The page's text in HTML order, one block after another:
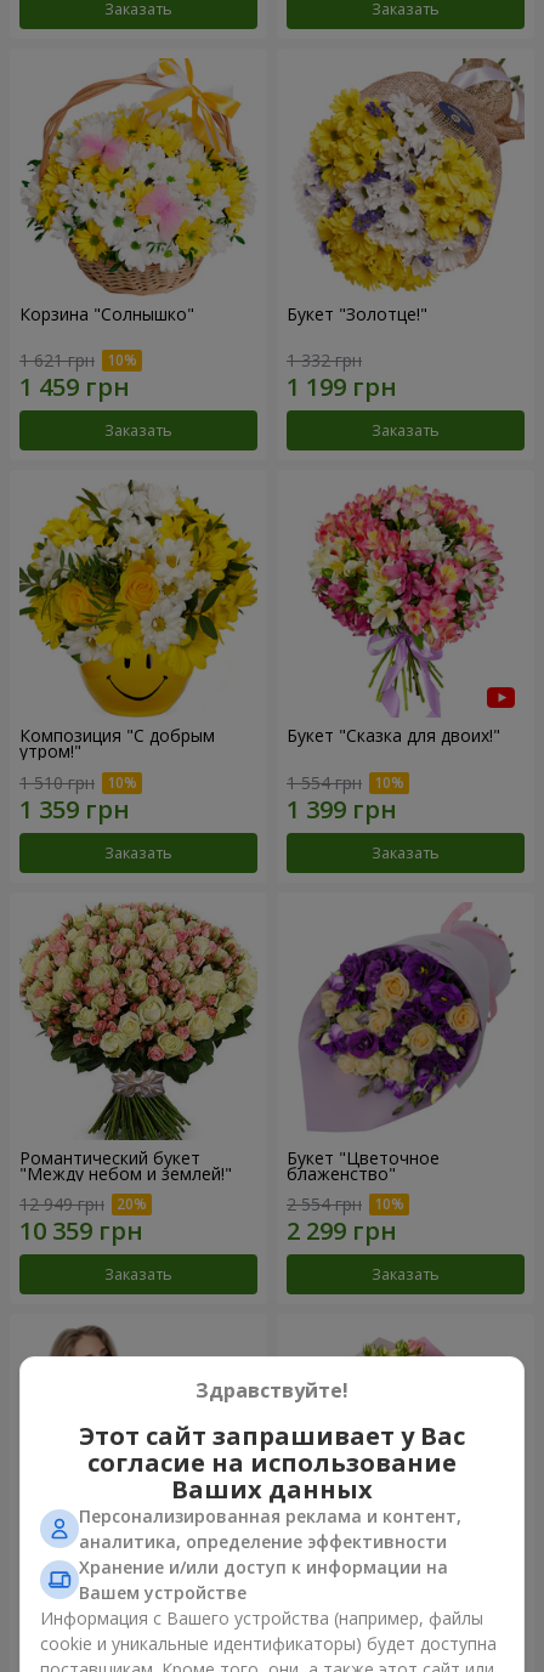
Заказать Заказать
Корзина "Солнышко"
1 621 грн
Заказать
Букет "Золотце!"
1 332 грн
Заказать
Композиция "С добрым
утром!"
1 510 грн
Заказать
Букет "Сказка для двоих!"
1 554 грн
Заказать
Романтический букет
"Между небом и землей!"
12 949 грн
Заказать
Букет "Цветочное
блаженство"
2 554 грн
Заказать
Букет "Королеве сердца"
2 777 грн
Микс "Планета роз" из 51
7 528 грн
Здравствуйте!
Этот сайт запрашивает у Вас
согласие на использование
Ваших данных
Персонализированная реклама и контент,
аналитика, определение эффективности
Хранение и/или доступ к информации на
Вашем устройстве
Информация с Вашего устройства (например, файлы
cookie и уникальные идентификаторы) будет доступна